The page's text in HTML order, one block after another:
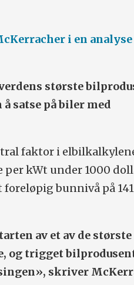
i en analyse
største
satse på biler med
faktor i
kWt under 1000
bunnivå på
av et av de største
og trigget
skriver